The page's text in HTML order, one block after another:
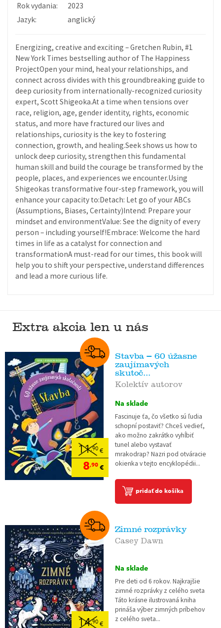
Rok vydania:
2023
Jazyk:
anglický
Energizing, creative and exciting – Gretchen Rubin, #1
New York Times bestselling author of The Happiness
ProjectOpen your mind, heal your relationships, and
connect across divides with this groundbreaking guide to
deep curiosity from internationally-recognized curiosity
expert, Scott Shigeoka.At a time when tensions over
race, religion, age, gender identity, rights, economic
status, and more have fractured our lives and
relationships, curiosity is the key to fostering
connection, growth, and healing.Seek shows us how to
unlock deep curiosity, strengthen this fundamental
human skill and build the courage be transformed by the
people, places, and experiences we encounter.Using
Shigeokas transformative four-step framework, you will
enhance your capacity to:Detach: Let go of your ABCs
(Assumptions, Biases, Certainty)Intend: Prepare your
mindset and environmentValue: See the dignity of every
person – including yourself!Embrace: Welcome the hard
times in life as a catalyst for connection and
transformationA must-read for our times, this book will
help you to shift your perspective, understand differences
and lead a more curious life.
Extra akcia len u nás
11,90€
8,90€
Stavba – 60 úžasne
zaujímavých
skutoč...
Kolektív autorov
Na sklade
Fascinuje ťa, čo všetko sú ľudia
schopní postaviť? Chceš vedieť,
ako možno zakrátko vyhĺbiť
tunel alebo vystavať
mrakodrap? Nazri pod otváracie
okienka v tejto encyklopédii...
pridať do košíka
14,90€
Zimné rozprávky
Casey Dawn
Na sklade
Pre deti od 6 rokov. Najkrajšie
zimné rozprávky z celého sveta
Táto krásne ilustrovaná kniha
prináša výber zimných príbehov
z celého sveta...